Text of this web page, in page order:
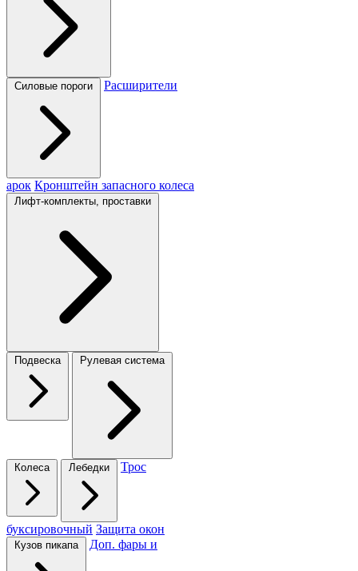
Силовые пороги Расширители
арок Кронштейн запасного колеса
Лифт-комплекты, проставки
Подвеска Рулевая система
Колеса Лебедки Трос
буксировочный Защита окон
Кузов пикапа Доп. фары и